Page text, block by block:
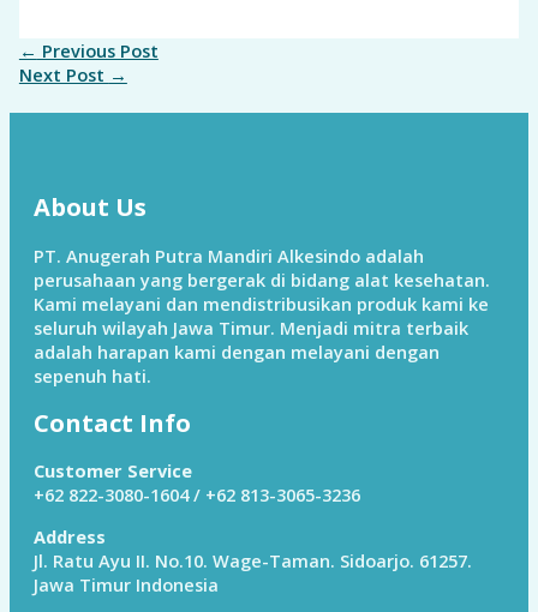
← Previous Post
Next Post →
About Us
PT. Anugerah Putra Mandiri Alkesindo adalah
perusahaan yang bergerak di bidang alat kesehatan.
Kami melayani dan mendistribusikan produk kami ke
seluruh wilayah Jawa Timur. Menjadi mitra terbaik
adalah harapan kami dengan melayani dengan
sepenuh hati.
Contact Info
Customer Service
+62 822-3080-1604 / +62 813-3065-3236
Address
Jl. Ratu Ayu II. No.10. Wage-Taman. Sidoarjo. 61257.
Jawa Timur Indonesia